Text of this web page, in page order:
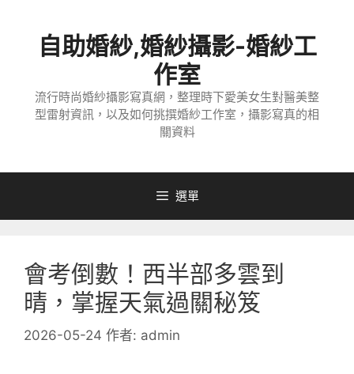
自助婚紗,婚紗攝影-婚紗工
作室
流行時尚婚紗攝影寫真網，整理時下愛美女生對醫美整
型雷射資訊，以及如何挑撰婚紗工作室，攝影寫真的相
關資料
選單
會考倒數！西半部多雲到
晴，掌握天氣過關秘笈
2026-05-24 作者: admin